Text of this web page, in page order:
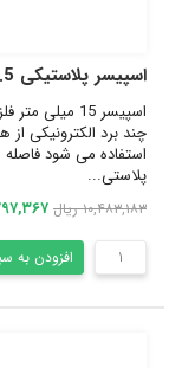
اسپیسر پلاستیکی 1.5 سانتی (پک 100 تایی)
چند برد الکترونیکی
پلاستی...
۱۰,۴۸۳,۱۸۳ ریال ۹,۷۹۷,۳۶۷
افزودن به